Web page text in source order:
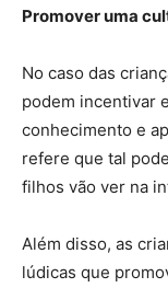
Promover uma
No caso das
podem incentivar
conhecimento e
refere que tal
filhos vão ver na
Além disso, as
lúdicas que